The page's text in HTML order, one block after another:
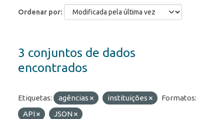
Ordenar por
3 conjuntos de dados
encontrados
Etiquetas: agências instituições
Formatos:
API
JSON